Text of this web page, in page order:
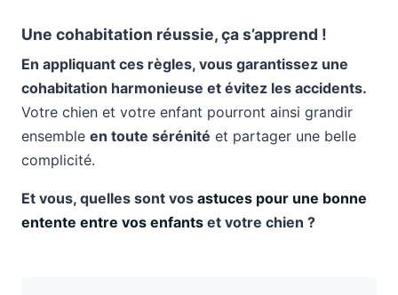
Une cohabitation réussie, ça s’apprend !
En appliquant ces règles, vous garantissez une
cohabitation harmonieuse et évitez les accidents.
Votre chien et votre enfant pourront ainsi grandir
ensemble en toute sérénité et partager une belle
complicité.
Et vous, quelles sont vos astuces pour une bonne
entente entre vos enfants et votre chien ?